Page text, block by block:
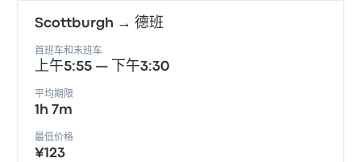
Scottburgh → 德班
首班车和末班车
上午5:55 — 下午3:30
平均期限
1h 7m
最低价格
¥123